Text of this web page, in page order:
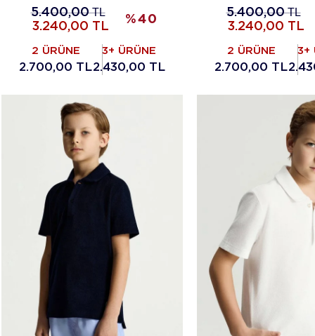
5.400,00TL
3.240,00 TL
%40
2 ÜRÜNE
2.700,00 TL
3+ ÜRÜNE
2.430,00 TL
5.400,00TL
3.240,00 TL
2 ÜRÜNE
2.700,00 TL
3+